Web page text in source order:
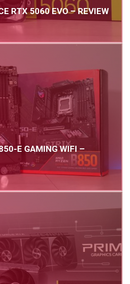
RTX 5060 EVO – REVIEW
E GAMING WIFI –